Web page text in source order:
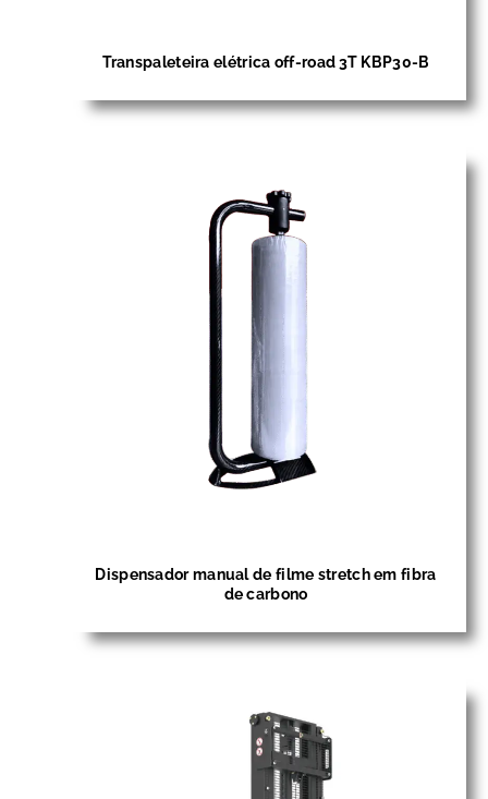
Transpaleteira elétrica off-road 3T KBP30-B
Dispensador manual de filme stretch em fibra
de carbono